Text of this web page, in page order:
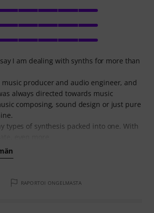
I am dealing with synths for more than
producer and audio engineer, and
always directed towards music
composing, sound design or just pure
types of synthesis packed into one. With
RAPORTOI ONGELMASTA